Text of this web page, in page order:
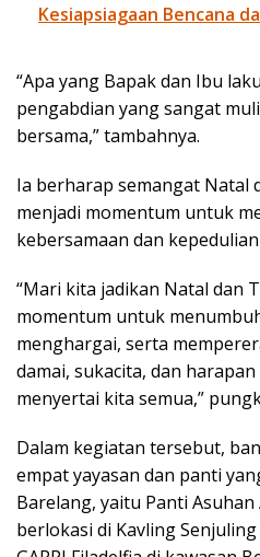
Kesiapsiagaan Bencana
“Apa yang Bapak dan Ibu
pengabdian yang sangat
bersama,” tambahnya.
Ia berharap semangat Natal
menjadi momentum untuk
kebersamaan dan
“Mari kita jadikan Natal dan
momentum untuk
menghargai, serta
damai, sukacita, dan
menyertai kita semua,”
Dalam kegiatan tersebut,
empat yayasan dan panti
Barelang, yaitu Panti
berlokasi di Kavling